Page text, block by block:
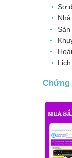
Sơ
Chứng